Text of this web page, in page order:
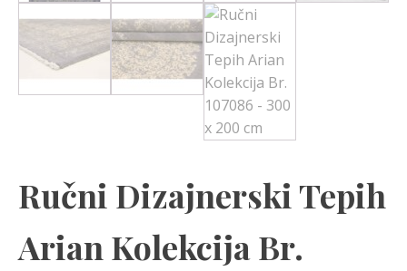
Ručni Dizajnerski Tepih
Arian Kolekcija Br.